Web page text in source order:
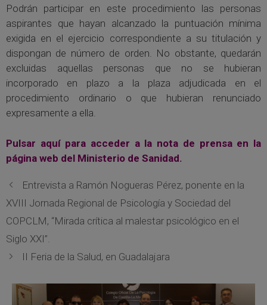
Podrán participar en este procedimiento las personas
aspirantes que hayan alcanzado la puntuación mínima
exigida en el ejercicio correspondiente a su titulación y
dispongan de número de orden. No obstante, quedarán
excluidas aquellas personas que no se hubieran
incorporado en plazo a la plaza adjudicada en el
procedimiento ordinario o que hubieran renunciado
expresamente a ella.
Pulsar aquí para acceder a la nota de prensa en la
página web del Ministerio de Sanidad.
Entrevista a Ramón Nogueras Pérez, ponente en la
XVIII Jornada Regional de Psicología y Sociedad del
COPCLM, “Mirada crítica al malestar psicológico en el
Siglo XXI”.
II Feria de la Salud, en Guadalajara